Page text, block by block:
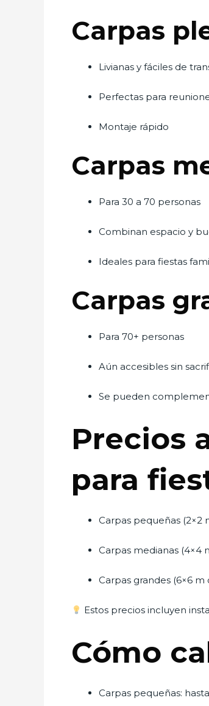
Carpas
Livianas y fáciles de
Perfectas para
Montaje rápido
Carpas
Para 30 a 70 personas
Combinan espacio y
Ideales para fiestas
Carpas
Para 70+ personas
Aún accesibles sin
Se pueden
Precios
para
Carpas pequeñas (2×2
Carpas medianas (4×4
Carpas grandes (6×6 m
Estos precios incluyen
Cómo
Carpas pequeñas: